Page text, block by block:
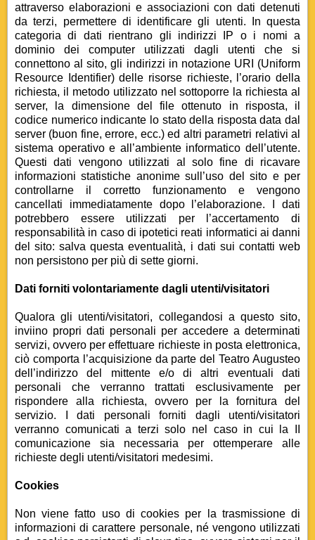
attraverso elaborazioni e associazioni con dati detenuti
da terzi, permettere di identificare gli utenti. In questa
categoria di dati rientrano gli indirizzi IP o i nomi a
dominio dei computer utilizzati dagli utenti che si
connettono al sito, gli indirizzi in notazione URI (Uniform
Resource Identifier) delle risorse richieste, l’orario della
richiesta, il metodo utilizzato nel sottoporre la richiesta al
server, la dimensione del file ottenuto in risposta, il
codice numerico indicante lo stato della risposta data dal
server (buon fine, errore, ecc.) ed altri parametri relativi al
sistema operativo e all’ambiente informatico dell’utente.
Questi dati vengono utilizzati al solo fine di ricavare
informazioni statistiche anonime sull’uso del sito e per
controllarne il corretto funzionamento e vengono
cancellati immediatamente dopo l’elaborazione. I dati
potrebbero essere utilizzati per l’accertamento di
responsabilità in caso di ipotetici reati informatici ai danni
del sito: salva questa eventualità, i dati sui contatti web
non persistono per più di sette giorni.
Dati forniti volontariamente dagli utenti/visitatori
Qualora gli utenti/visitatori, collegandosi a questo sito,
inviino propri dati personali per accedere a determinati
servizi, ovvero per effettuare richieste in posta elettronica,
ciò comporta l’acquisizione da parte del Teatro Augusteo
dell’indirizzo del mittente e/o di altri eventuali dati
personali che verranno trattati esclusivamente per
rispondere alla richiesta, ovvero per la fornitura del
servizio. I dati personali forniti dagli utenti/visitatori
verranno comunicati a terzi solo nel caso in cui la II
comunicazione sia necessaria per ottemperare alle
richieste degli utenti/visitatori medesimi.
Cookies
Non viene fatto uso di cookies per la trasmissione di
informazioni di carattere personale, né vengono utilizzati